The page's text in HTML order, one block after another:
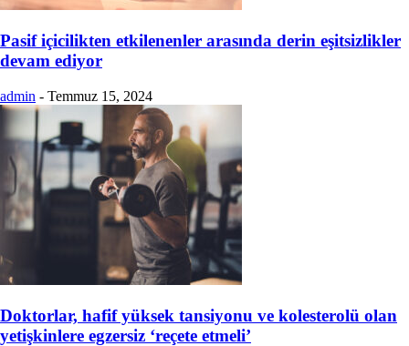
Pasif içicilikten etkilenenler arasında derin eşitsizlikler
devam ediyor
admin - Temmuz 15, 2024
Doktorlar, hafif yüksek tansiyonu ve kolesterolü olan
yetişkinlere egzersiz ‘reçete etmeli’